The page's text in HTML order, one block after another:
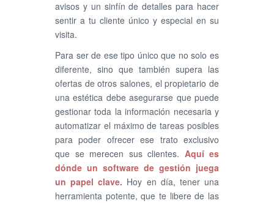
avisos y un sinfín de detalles para hacer
sentir a tu cliente único y especial en su
visita.
Para ser de ese tipo único que no solo es
diferente, sino que también supera las
ofertas de otros salones, el propietario de
una estética debe asegurarse que puede
gestionar toda la información necesaria y
automatizar el máximo de tareas posibles
para poder ofrecer ese trato exclusivo
que se merecen sus clientes. Aquí es
dónde un software de gestión juega
un papel clave. Hoy en día, tener una
herramienta potente, que te libere de las